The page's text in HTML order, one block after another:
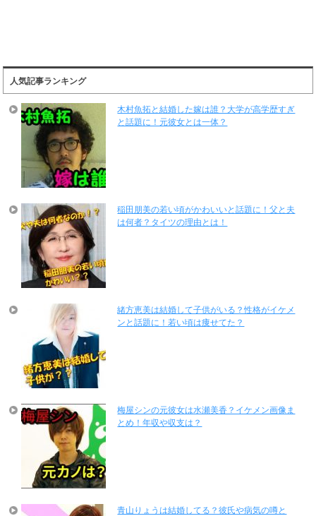
人気記事ランキング
木村魚拓と結婚した嫁は誰？大学が高学歴すぎ
と話題に！元彼女とは一体？
稲田朋美の若い頃がかわいいと話題に！父と夫
は何者？タイツの理由とは！
緒方恵美は結婚して子供がいる？性格がイケメ
ンと話題に！若い頃は痩せてた？
梅屋シンの元彼女は水瀬美香？イケメン画像ま
とめ！年収や収支は？
青山りょうは結婚してる？彼氏や病気の噂と